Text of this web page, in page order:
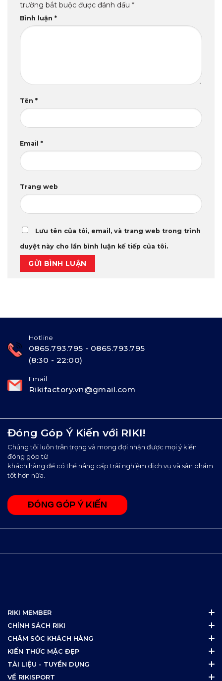
trường bắt buộc được đánh dấu *
Bình luận *
Tên *
Email *
Trang web
Lưu tên của tôi, email, và trang web trong trình
duyệt này cho lần bình luận kế tiếp của tôi.
Hotline
0865.793.795 - 0865.793.795
(8:30 - 22:00)
Email
Rikifactory.vn@gmail.com
Đóng Góp Ý Kiến với RIKI!
Chúng tôi luôn trân trọng và mong đợi nhận được mọi ý kiến
đóng góp từ
khách hàng để có thể nâng cấp trải nghiệm dịch vụ và sản phẩm
tốt hơn nữa.
ĐÓNG GÓP Ý KIẾN
RIKI MEMBER
CHÍNH SÁCH RIKI
CHĂM SÓC KHÁCH HÀNG
KIẾN THỨC MẶC ĐẸP
TÀI LIỆU - TUYỂN DỤNG
VỀ RIKISPORT